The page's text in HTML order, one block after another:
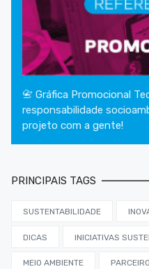
📇 Gráfica Promocional
responsabilidade
projeto com a gente!
PRINCIPAIS TAGS
SUSTENTABILIDADE
DICAS INICIATIVAS
MEIO AMBIENTE